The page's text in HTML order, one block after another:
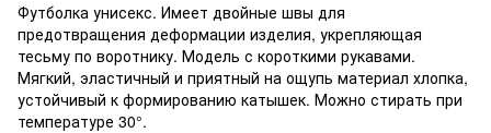
Футболка унисекс. Имеет двойные швы для
предотвращения деформации изделия, укрепляющая
тесьму по воротнику. Модель с короткими рукавами.
Мягкий, эластичный и приятный на ощупь материал хлопка,
устойчивый к формированию катышек. Можно стирать при
температуре 30°.